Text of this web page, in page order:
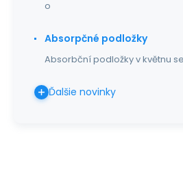
o
Absorpčné podložky
Absorbční podložky v květnu
Ďalšie novinky